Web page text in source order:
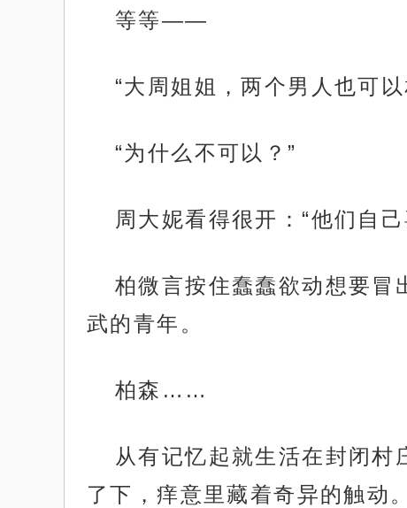
等等——
“大周姐姐，两个男人也可
“为什么不可以？”
周大妮看得很开：“他们自
柏微言按住蠢蠢欲动想要冒
武的青年。
柏森……
从有记忆起就生活在封闭
了下，痒意里藏着奇异的触动。